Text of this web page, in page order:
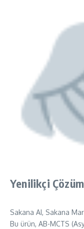
Yenilikçi
Sakana AI, Sakana
Bu ürün, AB-MCTS